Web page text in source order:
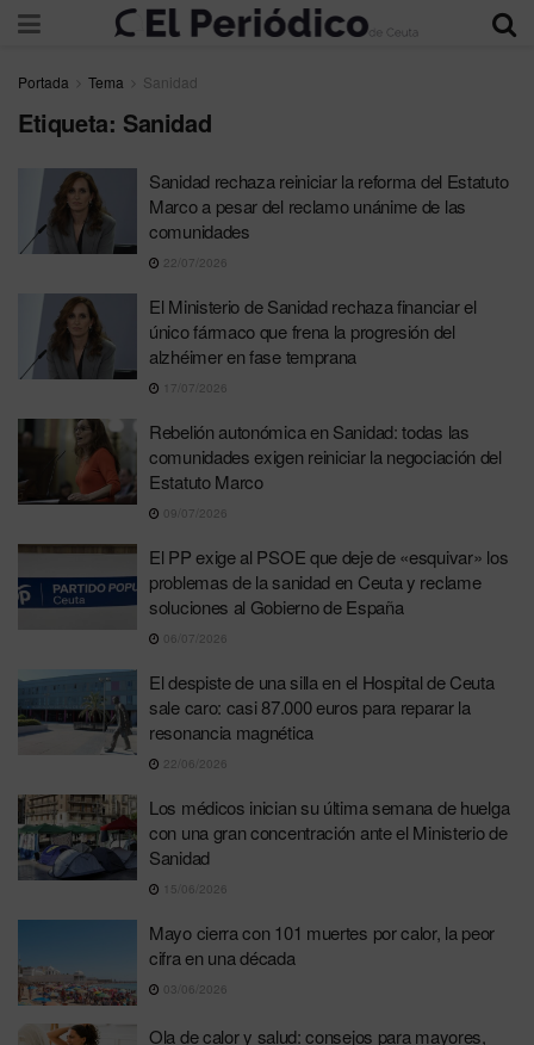
Portada Tema Sanidad
Etiqueta: Sanidad
Sanidad rechaza reiniciar la reforma del Estatuto
Marco a pesar del reclamo unánime de las
comunidades
22/07/2026
El Ministerio de Sanidad rechaza financiar el
único fármaco que frena la progresión del
alzhéimer en fase temprana
17/07/2026
Rebelión autonómica en Sanidad: todas las
comunidades exigen reiniciar la negociación del
Estatuto Marco
09/07/2026
El PP exige al PSOE que deje de «esquivar» los
problemas de la sanidad en Ceuta y reclame
soluciones al Gobierno de España
06/07/2026
El despiste de una silla en el Hospital de Ceuta
sale caro: casi 87.000 euros para reparar la
resonancia magnética
22/06/2026
Los médicos inician su última semana de huelga
con una gran concentración ante el Ministerio de
Sanidad
15/06/2026
Mayo cierra con 101 muertes por calor, la peor
cifra en una década
03/06/2026
Ola de calor y salud: consejos para mayores,